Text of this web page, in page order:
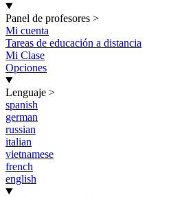
Panel de profesores >
Mi cuenta
Tareas de educación a distancia
Mi Clase
Opciones
Lenguaje >
spanish
german
russian
italian
vietnamese
french
english